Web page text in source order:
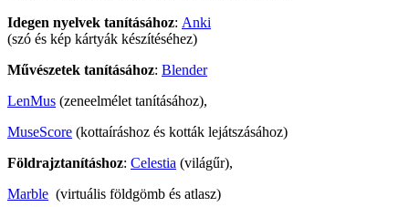
Idegen nyelvek tanításához: Anki
(szó és kép kártyák készítéséhez)
Művészetek tanításához: Blender
LenMus (zeneelmélet tanításához),
MuseScore (kottaíráshoz és kották lejátszásához)
Földrajztanításhoz: Celestia (világűr),
Marble (virtuális földgömb és atlasz)